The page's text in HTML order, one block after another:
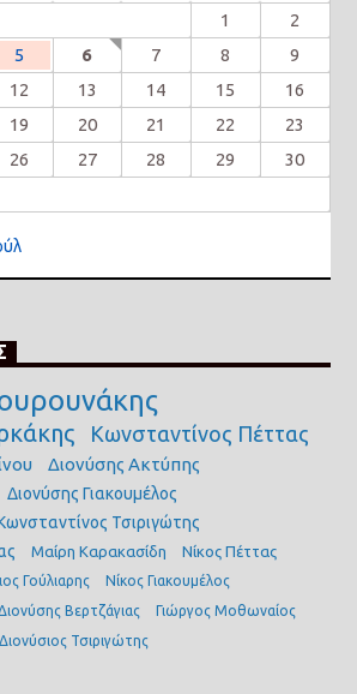
1
2
5 6 7 8
9
12 13 14 15
16
19 20 21 22
23
26 27 28 29
30
Κωνσταντίνος Πέττας
Διονύσης Ακτύπης
Διονύσης Γιακουμέλος
Τσιριγώτης
Μαίρη Καρακασίδη Νίκος Πέττας
Γούλιαρης
Νίκος Γιακουμέλος
Βερτζάγιας
Γιώργος Μοθωναίος
Διονύσιος Τσιριγώτης